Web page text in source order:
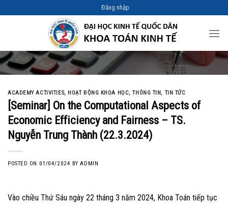
to
Đăng nhập
ACADEMY ACTIVITIES, HOẠT ĐỘNG KHOA HỌC,THÔNG TIN, TIN TỨC
[Seminar] On the Computational Aspects of
Economic Efficiency and Fairness – TS.
Nguyễn Trung Thành (22.3.2024)
POSTED ON 01/04/2024 BYADMIN
Vào chiều Thứ Sáu ngày 22 tháng 3 năm 2024, Khoa Toán tiếp tục